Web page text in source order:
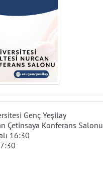
Genç Yeşilay
Çetinsaya Konferans Salonu
16:30